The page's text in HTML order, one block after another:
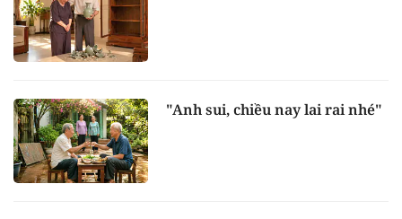
"Anh sui, chiều nay lai rai nhé"